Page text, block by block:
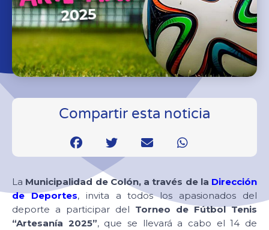
Compartir esta noticia
La Municipalidad de Colón, a través de la Dirección
de Deportes, invita a todos los apasionados del
deporte a participar del Torneo de Fútbol Tenis
“Artesanía 2025”, que se llevará a cabo el 14 de